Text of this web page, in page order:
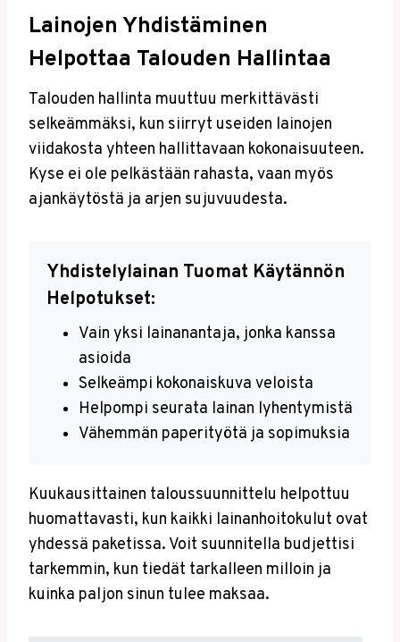
Lainojen Yhdistäminen
Helpottaa Talouden Hallintaa
Talouden hallinta muuttuu merkittävästi
selkeämmäksi, kun siirryt useiden lainojen
viidakosta yhteen hallittavaan kokonaisuuteen.
Kyse ei ole pelkästään rahasta, vaan myös
ajankäytöstä ja arjen sujuvuudesta.
Yhdistelylainan Tuomat Käytännön
Helpotukset:
Vain yksi lainanantaja, jonka kanssa
asioida
Selkeämpi kokonaiskuva veloista
Helpompi seurata lainan lyhentymistä
Vähemmän paperityötä ja sopimuksia
Kuukausittainen taloussuunnittelu helpottuu
huomattavasti, kun kaikki lainanhoitokulut ovat
yhdessä paketissa. Voit suunnitella budjettisi
tarkemmin, kun tiedät tarkalleen milloin ja
kuinka paljon sinun tulee maksaa.